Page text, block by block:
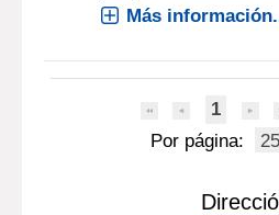
Más
1
Por página:
25